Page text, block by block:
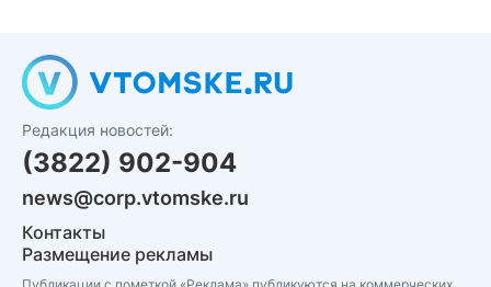
Редакция новостей:
(3822) 902-904
news@corp.vtomske.ru
Контакты
Размещение рекламы